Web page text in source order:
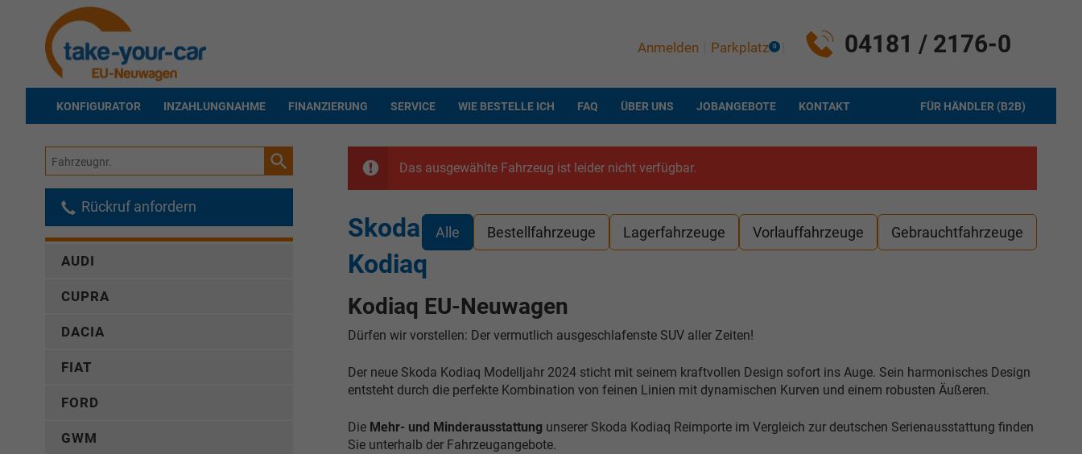
04181 / 2176-0
Anmelden Parkplatz 0
KONFIGURATOR INZAHLUNGNAHME FINANZIERUNG SERVICE WIE BESTELLE ICH FAQ ÜBER UNS JOBANGEBOTE FÜR HÄNDLER (B2B)
KONTAKT
Das ausgewählte Fahrzeug ist leider nicht verfügbar.
Alle Bestellfahrzeuge Lagerfahrzeuge Vorlauffahrzeuge Gebrauchtfahrzeuge
Skoda
Kodiaq
Kodiaq EU-Neuwagen
Dürfen wir vorstellen: Der vermutlich ausgeschlafenste SUV aller Zeiten!
Der neue Skoda Kodiaq Modelljahr 2024 sticht mit seinem kraftvollen Design sofort ins Auge. Sein harmonisches Design
entsteht durch die perfekte Kombination von feinen Linien mit dynamischen Kurven und einem robusten Äußeren.
DieMehr- und Minderausstattung unserer Skoda Kodiaq Reimporte im Vergleich zur deutschen Serienausstattung finden
Sie unterhalb der Fahrzeugangebote.
Fahrzeugnr.
Rückruf anfordern
AUDI
CUPRA
DACIA
FIAT
FORD
GWM